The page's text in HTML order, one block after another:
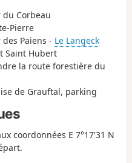
du Corbeau
Pierre
Paiens - Le Langeck
Saint Hubert
la route forestière du
de Grauftal, parking
coordonnées E 7°17'31 N